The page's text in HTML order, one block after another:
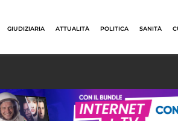
GIUDIZIARIA ATTUALITÀ POLITICA SANITÀ